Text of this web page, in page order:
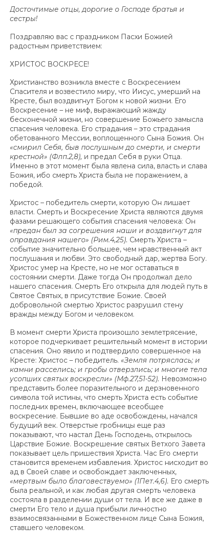
Досточтимые отцы, дорогие о Господе братья и
сестры!
Поздравляю вас с праздником Пасхи Божией
радостным приветствием:
ХРИСТОС ВОСКРЕСЕ!
Христианство возникла вместе с Воскресением
Спасителя и возвестило миру, что Иисус, умерший на
Кресте, был воздвигнут Богом к новой жизни. Его
Воскресение – не миф, выражающий жажду
бесконечной жизни, но совершение Божьего замысла
спасения человека. Его страдания – это страдания
обетованного Мессии, воплощенного Сына Божия. Он
«смирил Себя, быв послушным до смерти, и смерти
крестной» (Флп.2,8), и предал Себя в руки Отца.
Именно в этот момент была явлена сила, власть и слава
Божия, ибо смерть Христа была не поражением, а
победой.
Христос – победитель смерти, которую Он лишает
власти. Смерть и Воскресение Христа являются двумя
фазами решающего события спасения человека: Он
«предан был за согрешения наши и воздвигнут для
оправдания нашего» (Рим.4,25). Смерть Христа –
событие значительно большее, чем нравственный акт
послушания и любви. Это свободный дар, жертва Богу.
Христос умер на Кресте, но не мог оставаться в
состоянии смерти. Даже тогда Он продолжал дело
нашего спасения. Смерть Его открыла для людей путь в
Святое Святых, в присутствие Божие. Своей
добровольной смертью Христос разрушил стену
вражды между Богом и человеком.
В момент смерти Христа произошло землетрясение,
которое подчеркивает решительный момент в истории
спасения. Оно явило и подтвердило совершенное на
Кресте: Христос – победитель. «Земля потряслась; и
камни расселись; и гробы отверзлись; и многие тела
усопших святых воскресли» (Мф.27,51-52). Невозможно
представить более поразительного и дерзновенного
символа той истины, что смерть Христа есть событие
последних времен, включающее всеобщее
воскресение. Бывшие во аде освобождены, начался
будущий век. Отверстые гробницы еще раз
показывают, что настал День Господень, открылось
Царствие Божие. Воскрешение святых Ветхого Завета
показывает цель пришествия Христа. Час Его смерти
становится временем избавления. Христос нисходит во
ад в Своей славе и освобождает заключенных,
«мертвым было благовествуемо» (1Пет.4,6). Его смерть
была реальной, и как любая другая смерть человека
состояла в разделении души от тела. И все же даже в
смерти Его тело и душа прибыли личностно
взаимосвязанными в Божественном лице Сына Божия,
ставшего человеком.